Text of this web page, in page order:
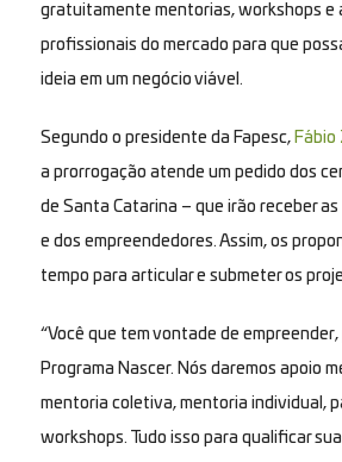
gratuitamente mentorias, workshops e
profissionais do mercado para que
ideia em um negócio viável.
Segundo o presidente da Fapesc,
a prorrogação atende um pedido dos
de Santa Catarina – que irão receber
e dos empreendedores. Assim, os
tempo para articular e submeter os
“Você que tem vontade de
Programa Nascer. Nós daremos apoio
mentoria coletiva, mentoria individual,
workshops. Tudo isso para qualificar